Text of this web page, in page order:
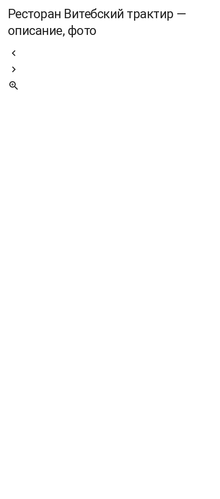
Ресторан Витебский трактир —
описание, фото


